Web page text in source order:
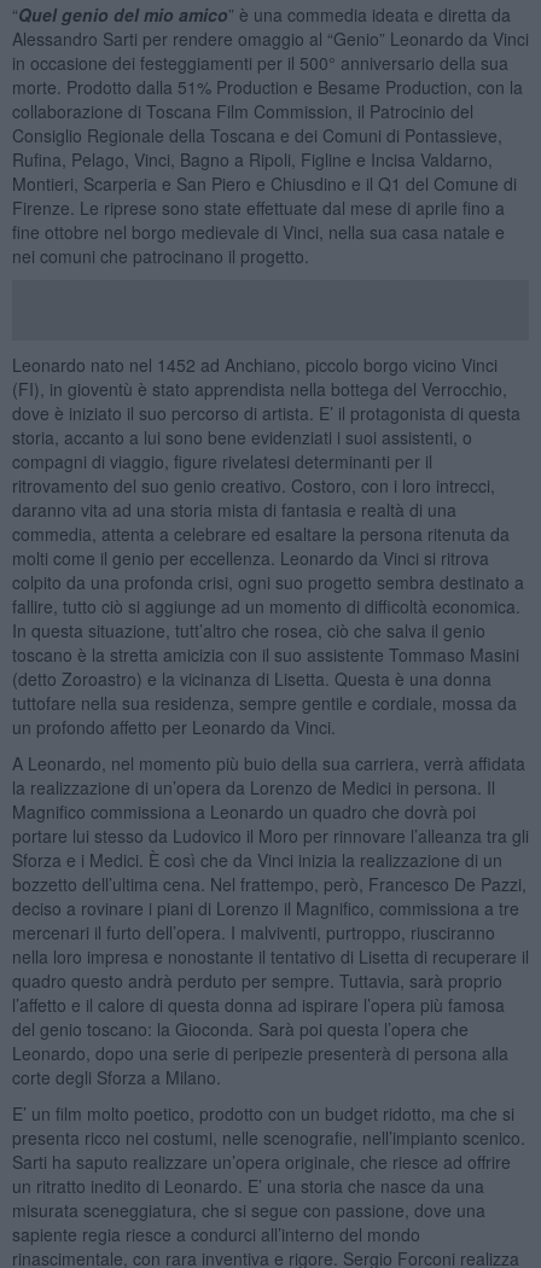
“Quel genio del mio amico” è una commedia ideata e diretta da
Alessandro Sarti per rendere omaggio al “Genio” Leonardo da Vinci
in occasione dei festeggiamenti per il 500° anniversario della sua
morte. Prodotto dalla 51% Production e Besame Production, con la
collaborazione di Toscana Film Commission, il Patrocinio del
Consiglio Regionale della Toscana e dei Comuni di Pontassieve,
Rufina, Pelago, Vinci, Bagno a Ripoli, Figline e Incisa Valdarno,
Montieri, Scarperia e San Piero e Chiusdino e il Q1 del Comune di
Firenze. Le riprese sono state effettuate dal mese di aprile fino a
fine ottobre nel borgo medievale di Vinci, nella sua casa natale e
nei comuni che patrocinano il progetto.
Leonardo nato nel 1452 ad Anchiano, piccolo borgo vicino Vinci
(FI), in gioventù è stato apprendista nella bottega del Verrocchio,
dove è iniziato il suo percorso di artista. E’ il protagonista di questa
storia, accanto a lui sono bene evidenziati i suoi assistenti, o
compagni di viaggio, figure rivelatesi determinanti per il
ritrovamento del suo genio creativo. Costoro, con i loro intrecci,
daranno vita ad una storia mista di fantasia e realtà di una
commedia, attenta a celebrare ed esaltare la persona ritenuta da
molti come il genio per eccellenza. Leonardo da Vinci si ritrova
colpito da una profonda crisi, ogni suo progetto sembra destinato a
fallire, tutto ciò si aggiunge ad un momento di difficoltà economica.
In questa situazione, tutt’altro che rosea, ciò che salva il genio
toscano è la stretta amicizia con il suo assistente Tommaso Masini
(detto Zoroastro) e la vicinanza di Lisetta. Questa è una donna
tuttofare nella sua residenza, sempre gentile e cordiale, mossa da
un profondo affetto per Leonardo da Vinci.
A Leonardo, nel momento più buio della sua carriera, verrà affidata
la realizzazione di un’opera da Lorenzo de Medici in persona. Il
Magnifico commissiona a Leonardo un quadro che dovrà poi
portare lui stesso da Ludovico il Moro per rinnovare l’alleanza tra gli
Sforza e i Medici. È così che da Vinci inizia la realizzazione di un
bozzetto dell’ultima cena. Nel frattempo, però, Francesco De Pazzi,
deciso a rovinare i piani di Lorenzo il Magnifico, commissiona a tre
mercenari il furto dell’opera. I malviventi, purtroppo, riusciranno
nella loro impresa e nonostante il tentativo di Lisetta di recuperare il
quadro questo andrà perduto per sempre. Tuttavia, sarà proprio
l’affetto e il calore di questa donna ad ispirare l’opera più famosa
del genio toscano: la Gioconda. Sarà poi questa l’opera che
Leonardo, dopo una serie di peripezie presenterà di persona alla
corte degli Sforza a Milano.
E’ un film molto poetico, prodotto con un budget ridotto, ma che si
presenta ricco nei costumi, nelle scenografie, nell’impianto scenico.
Sarti ha saputo realizzare un’opera originale, che riesce ad offrire
un ritratto inedito di Leonardo. E’ una storia che nasce da una
misurata sceneggiatura, che si segue con passione, dove una
sapiente regia riesce a condurci all’interno del mondo
rinascimentale, con rara inventiva e rigore. Sergio Forconi realizza